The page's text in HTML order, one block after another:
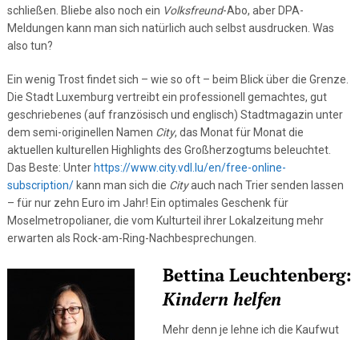
schließen. Bliebe also noch ein Volksfreund-Abo, aber DPA-
Meldungen kann man sich natürlich auch selbst ausdrucken. Was
also tun?
Ein wenig Trost findet sich – wie so oft – beim Blick über die Grenze.
Die Stadt Luxemburg vertreibt ein professionell gemachtes, gut
geschriebenes (auf französisch und englisch) Stadtmagazin unter
dem semi-originellen Namen City, das Monat für Monat die
aktuellen kulturellen Highlights des Großherzogtums beleuchtet.
Das Beste: Unter https://www.city.vdl.lu/en/free-online-
subscription/kann man sich die Cityauch nach Trier senden lassen
– für nur zehn Euro im Jahr! Ein optimales Geschenk für
Moselmetropolianer, die vom Kulturteil ihrer Lokalzeitung mehr
erwarten als Rock-am-Ring-Nachbesprechungen.
Bettina Leuchtenberg:
Kindern helfen
Mehr denn je lehne ich die Kaufwut